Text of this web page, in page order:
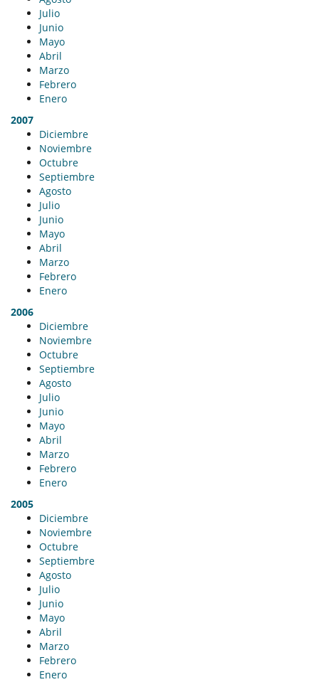
Julio
Junio
Mayo
Abril
Marzo
Febrero
Enero
2007
Diciembre
Noviembre
Octubre
Septiembre
Agosto
Julio
Junio
Mayo
Abril
Marzo
Febrero
Enero
2006
Diciembre
Noviembre
Octubre
Septiembre
Agosto
Julio
Junio
Mayo
Abril
Marzo
Febrero
Enero
2005
Diciembre
Noviembre
Octubre
Septiembre
Agosto
Julio
Junio
Mayo
Abril
Marzo
Febrero
Enero